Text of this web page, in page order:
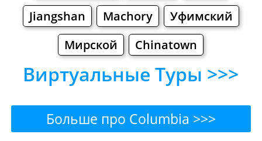
Jiangshan
Machory
Уфимский
Мирской
Chinatown
Виртуальные Туры >>>
Больше про Columbia >>>